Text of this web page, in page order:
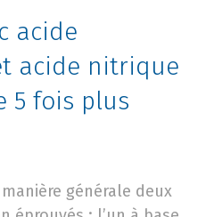
acide
acide nitrique
5 fois plus
générale deux